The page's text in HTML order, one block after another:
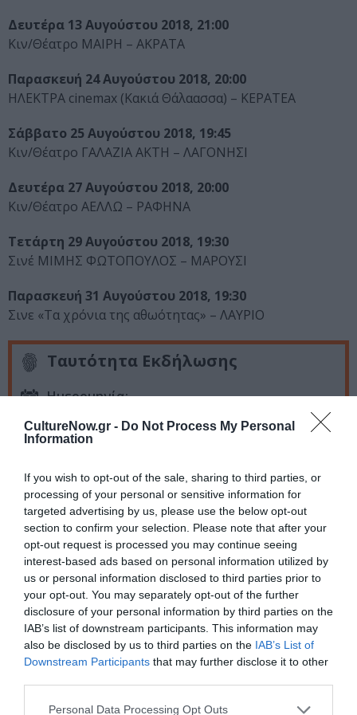
CultureNow.gr - Do Not Process My Personal
Information
If you wish to opt-out of the sale, sharing to third parties, or
processing of your personal or sensitive information for
targeted advertising by us, please use the below opt-out
section to confirm your selection. Please note that after your
opt-out request is processed you may continue seeing
interest-based ads based on personal information utilized by
us or personal information disclosed to third parties prior to
your opt-out. You may separately opt-out of the further
disclosure of your personal information by third parties on the
IAB’s list of downstream participants. This information may
also be disclosed by us to third parties on the IAB’s List of
Downstream Participants that may further disclose it to other
Personal Data Processing Opt Outs
Δευτέρα 13 Αυγούστου 2018, 21:00
Κιν/Θέατρο ΜΑΙΡΗ – ΑΚΡΑΤΑ
Παρασκευή 24 Αυγούστου 2018, 20:00
ΗΛΕΚΤΡΑ cinemax (Κακιά Θάλαασσα) – ΚΕΡΑΤΕΑ
Σάββατο 25 Αυγούστου 2018, 19:45
Κιν/Θέατρο ΓΑΛΑΖΙΑ ΑΚΤΗ – ΛΑΓΟΝΗΣΙ
Δευτέρα 27 Αυγούστου 2018, 20:00
Κιν/Θέατρο ΑΕΛΛΩ – ΡΑΦΗΝΑ
Τετάρτη 29 Αυγούστου 2018, 19:30
Σινέ ΜΙΜΗΣ ΦΩΤΟΠΟΥΛΟΣ – ΜΑΡΟΥΣΙ
Παρασκευή 31 Αυγούστου 2018, 19:30
Σινε «Τα χρόνια της αθωότητας» – ΛΑΥΡΙΟ
Ταυτότητα Εκδήλωσης
Ημερομηνία:
Ιούλιος - Αύγουστος 2018
Σε διάφορες περιοχές της Ελλάδας (δείτε το
πρόγραμμα)
Eισιτήρια:
Γενική είσοδος: 7€
Κάρτα ανέργων/πολυτέκνων: 5€
Ηλεκτρονική προπώληση: 6€
Προπώληση:
TICKET SERVICES: Πανεπιστημίου 39, Αθήνα – τηλ.
2107234567 – online:www.ticketservices.gr| και σε
όλα τα καταστήματα PUBLIC